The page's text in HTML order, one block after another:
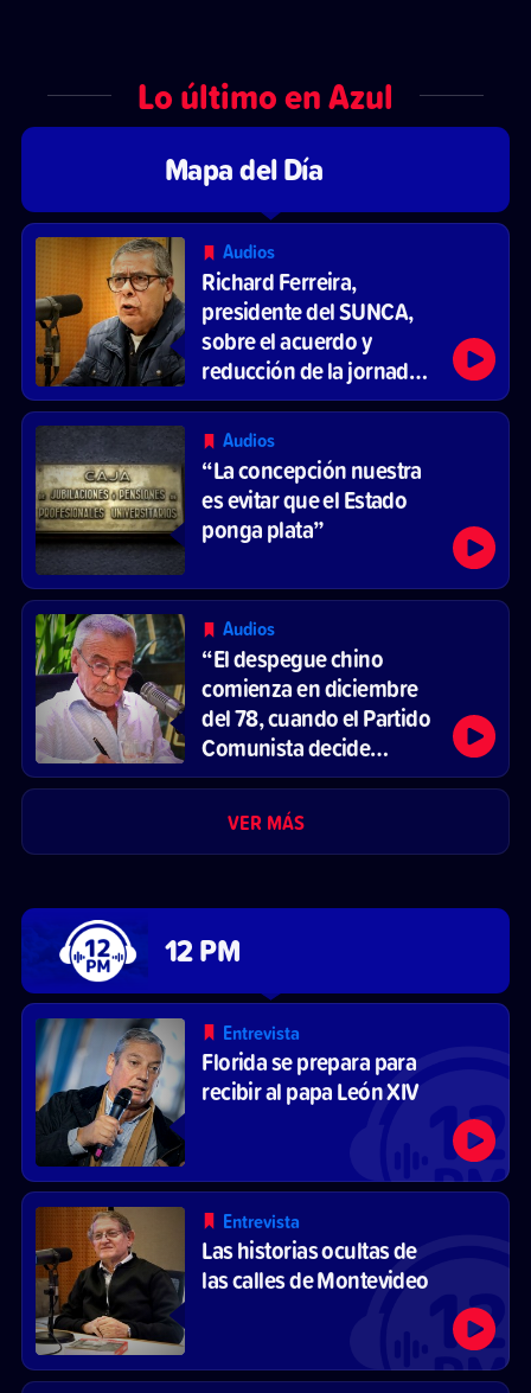
Lo último en Azul
Mapa del Día
Audios
Richard Ferreira,
presidente del SUNCA,
sobre el acuerdo y
reducción de la jornada
laboral
Audios
“La concepción nuestra
es evitar que el Estado
ponga plata”
Audios
“El despegue chino
comienza en diciembre
del 78, cuando el Partido
Comunista decide
reformar el sistema
económico y abrirse al
mercado”
VER MÁS
12 PM
Entrevista
Florida se prepara para
recibir al papa León XIV
Entrevista
Las historias ocultas de
las calles de Montevideo